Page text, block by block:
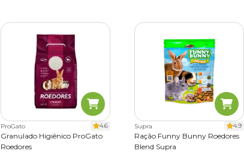
ProGato 4.6
Granulado Higiênico ProGato
Roedores
Supra 4.9
Ração Funny Bunny Roedores
Blend Supra